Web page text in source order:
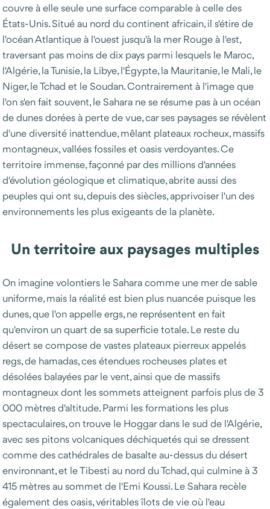
couvre à elle seule une surface comparable à celle des
États-Unis. Situé au nord du continent africain, il s'étire de
l'océan Atlantique à l'ouest jusqu'à la mer Rouge à l'est,
traversant pas moins de dix pays parmi lesquels le Maroc,
l'Algérie, la Tunisie, la Libye, l'Égypte, la Mauritanie, le Mali, le
Niger, le Tchad et le Soudan. Contrairement à l'image que
l'on s'en fait souvent, le Sahara ne se résume pas à un océan
de dunes dorées à perte de vue, car ses paysages se révèlent
d'une diversité inattendue, mêlant plateaux rocheux, massifs
montagneux, vallées fossiles et oasis verdoyantes. Ce
territoire immense, façonné par des millions d'années
d'évolution géologique et climatique, abrite aussi des
peuples qui ont su, depuis des siècles, apprivoiser l'un des
environnements les plus exigeants de la planète.
Un territoire aux paysages multiples
On imagine volontiers le Sahara comme une mer de sable
uniforme, mais la réalité est bien plus nuancée puisque les
dunes, que l'on appelle ergs, ne représentent en fait
qu'environ un quart de sa superficie totale. Le reste du
désert se compose de vastes plateaux pierreux appelés
regs, de hamadas, ces étendues rocheuses plates et
désolées balayées par le vent, ainsi que de massifs
montagneux dont les sommets atteignent parfois plus de 3
000 mètres d'altitude. Parmi les formations les plus
spectaculaires, on trouve le Hoggar dans le sud de l'Algérie,
avec ses pitons volcaniques déchiquetés qui se dressent
comme des cathédrales de basalte au-dessus du désert
environnant, et le Tibesti au nord du Tchad, qui culmine à 3
415 mètres au sommet de l'Emi Koussi. Le Sahara recèle
également des oasis, véritables îlots de vie où l'eau